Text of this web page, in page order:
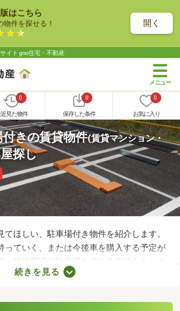
はこちら
物件を探せる！ 開く
イト goo住宅・不動産
0
見た物件
0
保存した条件
0
お気に入り
きの賃貸物件(賃貸マンション・
探し
ほしい、駐車場付き物件を紹介します。
っていく、または今後車を購入する予定が
。物件周辺で駐車場を借りる方法もありま
高になる恐れもあります。駐車場の費用を
てみましょう。
続きを見る